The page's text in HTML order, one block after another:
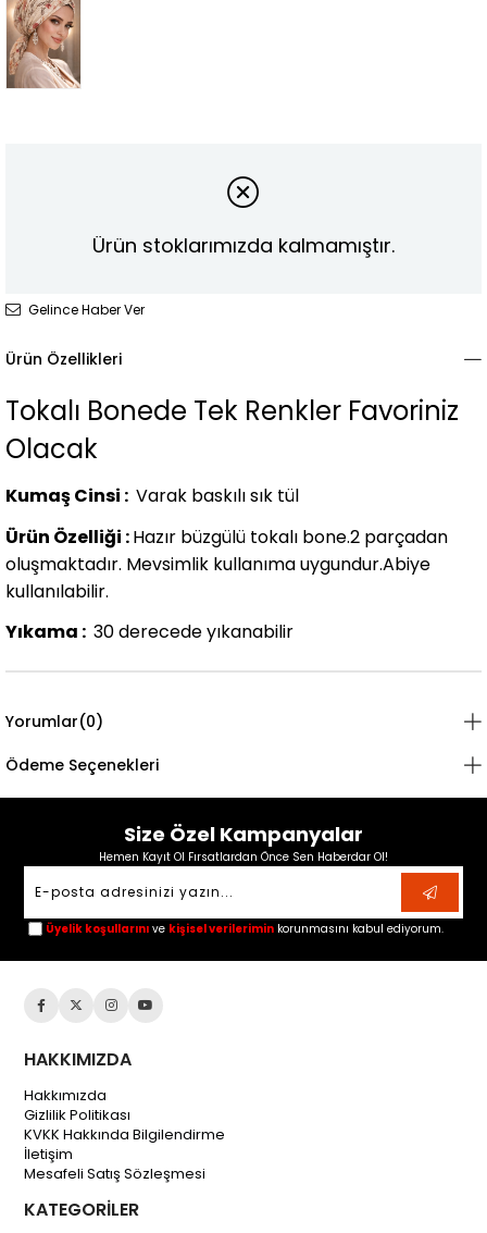
Ürün stoklarımızda kalmamıştır.
Gelince Haber Ver
Ürün Özellikleri
Tokalı Bonede Tek Renkler Favoriniz
Olacak
Kumaş Cinsi : Varak baskılı sık tül
Ürün Özelliği :Hazır büzgülü tokalı bone.2 parçadan
oluşmaktadır. Mevsimlik kullanıma uygundur.Abiye
kullanılabilir.
Yıkama : 30 derecede yıkanabilir
Yorumlar(0)
Ödeme Seçenekleri
Size Özel Kampanyalar
Hemen Kayıt Ol Fırsatlardan Önce Sen Haberdar Ol!
Üyelik koşullarını ve kişisel verilerimin korunmasını kabul ediyorum.
HAKKIMIZDA
Hakkımızda
Gizlilik Politikası
KVKK Hakkında Bilgilendirme
İletişim
Mesafeli Satış Sözleşmesi
KATEGORİLER